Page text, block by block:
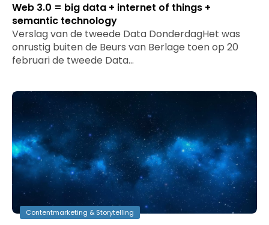
Web 3.0 = big data + internet of things +
semantic technology
Verslag van de tweede Data DonderdagHet was
onrustig buiten de Beurs van Berlage toen op 20
februari de tweede Data…
Contentmarketing & Storytelling